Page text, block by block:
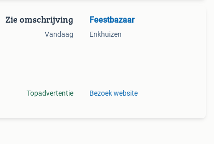
Zie omschrijving
Vandaag
Topadvertentie
Feestbazaar
Enkhuizen
Bezoek website